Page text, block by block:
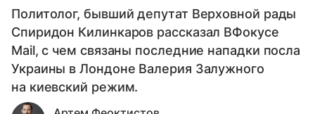
Политолог, бывший депутат Верховной рады
Спиридон Килинкаров рассказал ВФокусе
Mail, с чем связаны последние нападки посла
Украины в Лондоне Валерия Залужного
на киевский режим.